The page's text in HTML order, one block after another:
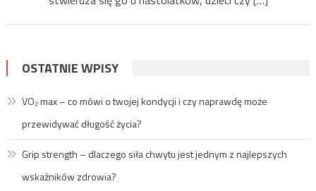
OSTATNIE WPISY
VO₂ max – co mówi o twojej kondycji i czy naprawdę może
przewidywać długość życia?
Grip strength – dlaczego siła chwytu jest jednym z najlepszych
wskaźników zdrowia?